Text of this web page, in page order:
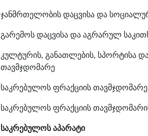
ჯანმრთელობის დაცვისა და
გარემოს დაცვისა და აგრარულ
კულტურის, განათლების, სპორტისა
თავმჯდომარე
საკრებულოს ფრაქციის თავმჯდომარე
საკრებულოს ფრაქციის
საკრებულოს აპარატი